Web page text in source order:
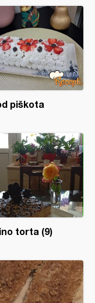
piškota
torta (9)